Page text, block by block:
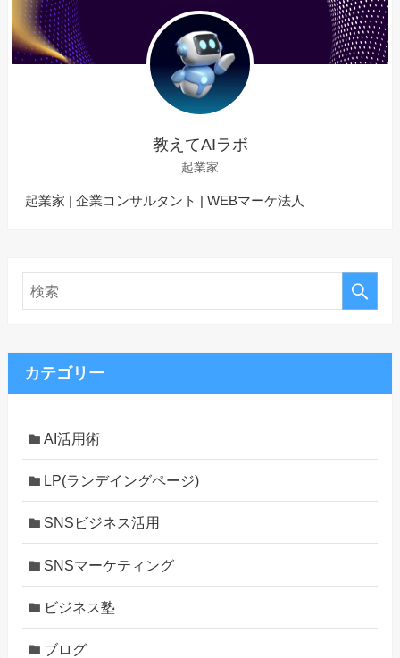
教えてAIラボ
起業家
起業家 | 企業コンサルタント | WEBマーケ法人
カテゴリー
AI活用術
LP(ランデイングページ)
SNSビジネス活用
SNSマーケティング
ビジネス塾
ブログ